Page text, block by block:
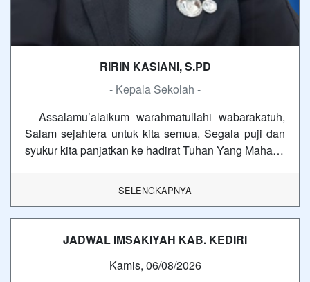
RIRIN KASIANI, S.PD
- Kepala Sekolah -
Assalamu’alaikum warahmatullahi wabarakatuh,
Salam sejahtera untuk kita semua, Segala puji dan
syukur kita panjatkan ke hadirat Tuhan Yang Maha…
SELENGKAPNYA
JADWAL IMSAKIYAH KAB. KEDIRI
Kamis, 06/08/2026